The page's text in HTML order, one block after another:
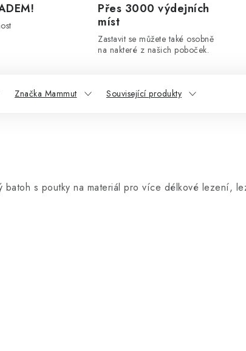
Přes 3000 výdejních
míst
Zastavit se můžete také osobně
na nakteré z našich poboček.
Značka Mammut Související produkty
batoh s poutky na materiál pro více délkové lezení,